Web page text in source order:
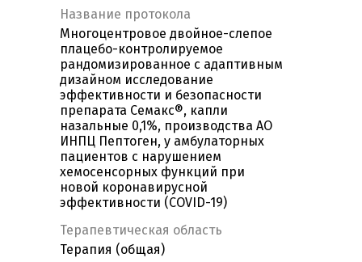
Название протокола
Многоцентровое двойное-слепое
плацебо-контролируемое
рандомизированное с адаптивным
дизайном исследование
эффективности и безопасности
препарата Семакс®, капли
назальные 0,1%, производства АО
ИНПЦ Пептоген, у амбулаторных
пациентов с нарушением
хемосенсорных функций при
новой коронавирусной
эффективности (COVID-19)
Терапевтическая область
Терапия (общая)